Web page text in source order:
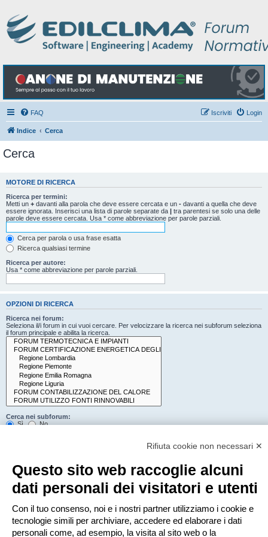
FAQ Login
Iscriviti
Indice Cerca
Cerca
MOTORE DI RICERCA
Ricerca per termini:
Metti un + davanti alla parola che deve essere cercata e un - davanti a quella che deve
essere ignorata. Inserisci una lista di parole separate da | tra parentesi se solo una delle
parole deve essere cercata. Usa * come abbreviazione per parole parziali.
Cerca per parola o usa frase esatta
Ricerca qualsiasi termine
Ricerca per autore:
Usa * come abbreviazione per parole parziali.
OPZIONI DI RICERCA
Ricerca nei forum:
Seleziona il/i forum in cui vuoi cercare. Per velocizzare la ricerca nei subforum seleziona
il forum principale e abilita la ricerca.
Cerca nei subforum:
Sì
No
Solo tra i titoli degli argomenti
Solo il primo messaggio dell’argomento
Mostra i risultati come:
Messaggi
Argomenti
Ordina risultati per:
Crescente
Decrescente
Rifiuta cookie non necessari ✕
Questo sito web raccoglie alcuni
dati personali dei visitatori e utenti
Con il tuo consenso, noi e i nostri partner utilizziamo i cookie e
tecnologie simili per archiviare, accedere ed elaborare i dati
personali come, ad esempio, la visita al sito web o la